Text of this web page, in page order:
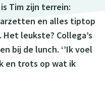
Tim zijn terrein:
en alles tiptop
leukste? Collega’s
bij de lunch. ‘’Ik voel
en trots op wat ik